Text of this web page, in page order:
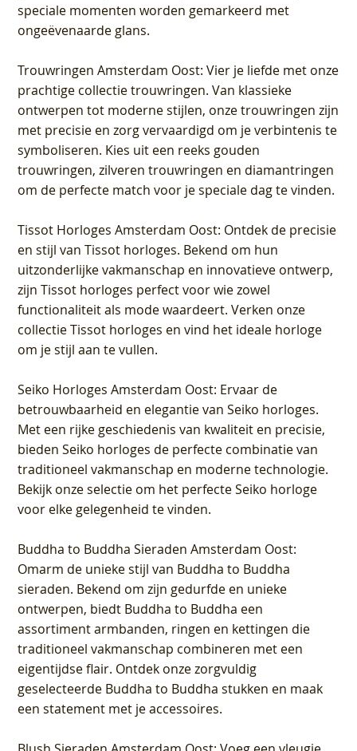
speciale momenten worden gemarkeerd met
ongeëvenaarde glans.
Trouwringen Amsterdam Oost: Vier je liefde met onze
prachtige collectie trouwringen. Van klassieke
ontwerpen tot moderne stijlen, onze trouwringen zijn
met precisie en zorg vervaardigd om je verbintenis te
symboliseren. Kies uit een reeks gouden
trouwringen, zilveren trouwringen en diamantringen
om de perfecte match voor je speciale dag te vinden.
Tissot Horloges Amsterdam Oost: Ontdek de precisie
en stijl van Tissot horloges. Bekend om hun
uitzonderlijke vakmanschap en innovatieve ontwerp,
zijn Tissot horloges perfect voor wie zowel
functionaliteit als mode waardeert. Verken onze
collectie Tissot horloges en vind het ideale horloge
om je stijl aan te vullen.
Seiko Horloges Amsterdam Oost: Ervaar de
betrouwbaarheid en elegantie van Seiko horloges.
Met een rijke geschiedenis van kwaliteit en precisie,
bieden Seiko horloges de perfecte combinatie van
traditioneel vakmanschap en moderne technologie.
Bekijk onze selectie om het perfecte Seiko horloge
voor elke gelegenheid te vinden.
Buddha to Buddha Sieraden Amsterdam Oost:
Omarm de unieke stijl van Buddha to Buddha
sieraden. Bekend om zijn gedurfde en unieke
ontwerpen, biedt Buddha to Buddha een
assortiment armbanden, ringen en kettingen die
traditioneel vakmanschap combineren met een
eigentijdse flair. Ontdek onze zorgvuldig
geselecteerde Buddha to Buddha stukken en maak
een statement met je accessoires.